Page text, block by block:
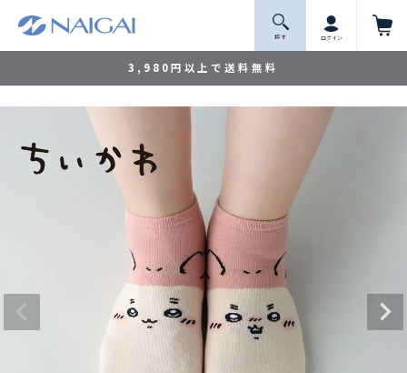
3,980円以上で送料無料
探 す ログイン